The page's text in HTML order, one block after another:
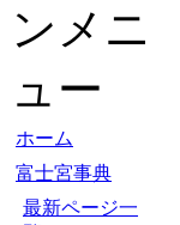
ンメニ
ュー
ホーム
富士宮事典
最新ページ一